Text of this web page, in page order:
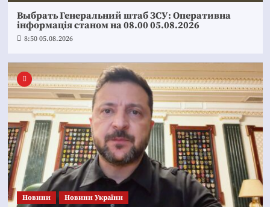
Выбрать Генеральний штаб ЗСУ: Оперативна
інформація станом на 08.00 05.08.2026
8:50 05.08.2026
Новини Новини України